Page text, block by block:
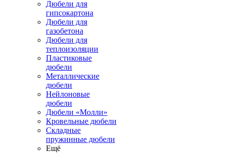
Дюбели для
гипсокартона
Дюбели для
газобетона
Дюбели для
теплоизоляции
Пластиковые
дюбели
Металлические
дюбели
Нейлоновые
дюбели
Дюбели «Молли»
Кровельные дюбели
Складные
пружинные дюбели
Ещё